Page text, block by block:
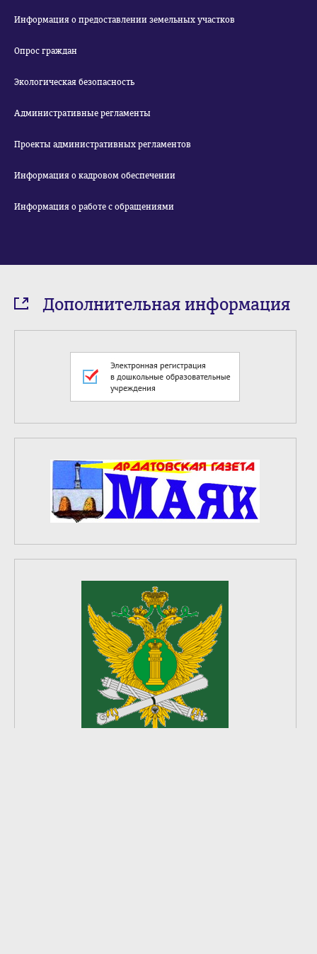
Информация о предоставлении земельных участков
Опрос граждан
Экологическая безопасность
Административные регламенты
Проекты административных регламентов
Информация о кадровом обеспечении
Информация о работе с обращениями
Дополнительная информация